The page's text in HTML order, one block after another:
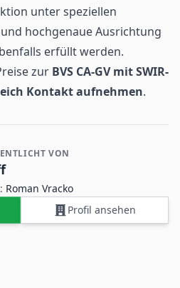
unter speziellen
hochgenaue Ausrichtung
erfüllt werden.
zur BVS CA-GV mit SWIR-
Kontakt aufnehmen.
VON
Roman Vracko
Profil ansehen